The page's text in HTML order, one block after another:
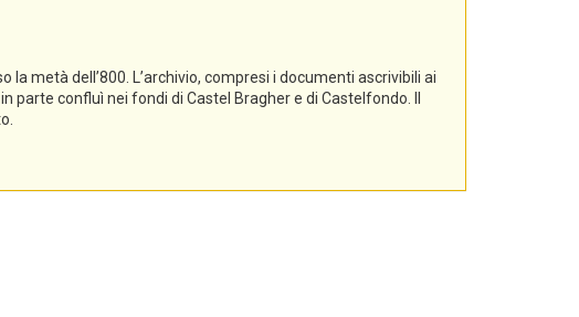
metà dell’800. L’archivio, compresi i documenti ascrivibili ai
confluì nei fondi di Castel Bragher e di Castelfondo. Il